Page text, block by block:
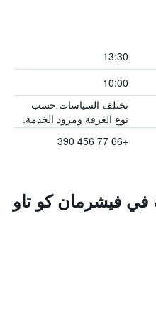
13:30
10:00
تختلف السياسات حسب
نوع الغرفة ومزود الخدمة.
+66 77 456 390
في فيشرمان كو تاو